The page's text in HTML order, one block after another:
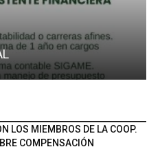
LOS MIEMBROS DE LA COOP.
COMPENSACIÓN